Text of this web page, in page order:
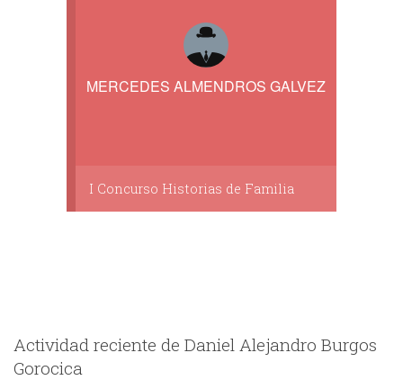
MERCEDES ALMENDROS GALVEZ
I Concurso Historias de Familia
Actividad reciente de Daniel Alejandro Burgos
Gorocica